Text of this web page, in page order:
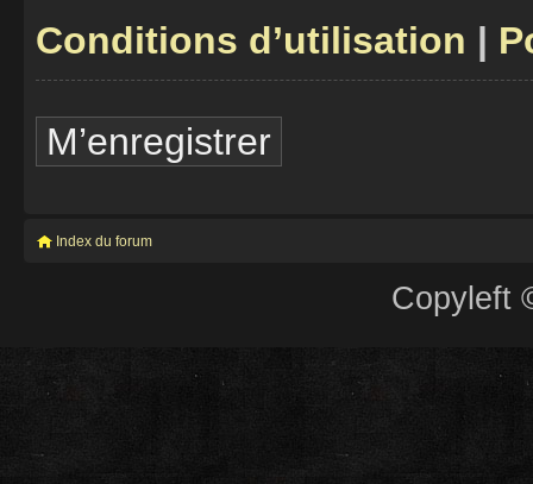
Conditions d’utilisation |
M’enregistrer
Index du forum
Copyleft